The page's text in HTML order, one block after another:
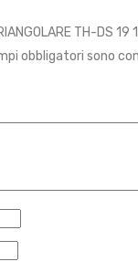
TH-DS 19
obbligatori sono